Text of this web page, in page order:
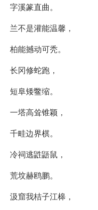
字溪篆直曲。
兰不是灌能温馨，
柏能撼动可秃。
长冈修蛇跑，
短阜矮鳖缩。
一塔高耸锥颖，
千畦边界棋。
冷祠逃鼪鼯鼠，
荒坟赫鸥鹏。
汲窟我桔子江槔，